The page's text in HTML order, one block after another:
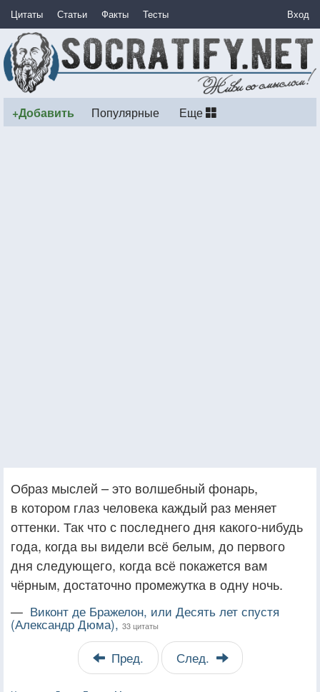
Цитаты Статьи Факты Тесты Вход
+Добавить Популярные Еще
Образ мыслей – это волшебный фонарь,
в котором глаз человека каждый раз меняет
оттенки. Так что с последнего дня какого-нибудь
года, когда вы видели всё белым, до первого
дня следующего, когда всё покажется вам
чёрным, достаточно промежутка в одну ночь.
— Виконт де Бражелон, или Десять лет спустя
(Александр Дюма), 33 цитаты
Пред. След.